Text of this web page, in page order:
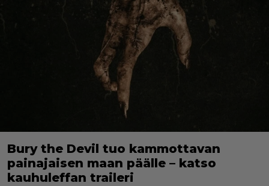
Bury the Devil tuo kammottavan
painajaisen maan päälle – katso
kauhuleffan traileri